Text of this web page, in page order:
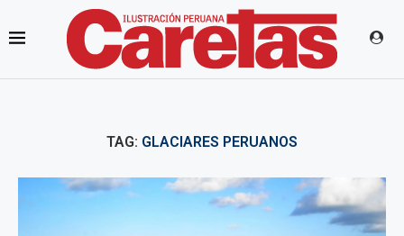
TAG: GLACIARES PERUANOS